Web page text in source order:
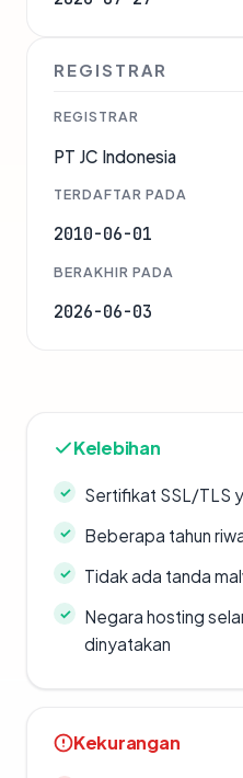
REGISTRAR
REGISTRAR
PT JC Indonesia
TERDAFTAR PADA
2010-06-01
BERAKHIR PADA
2026-06-03
Kelebihan
Sertifikat SSL/TLS
Beberapa tahun
Tidak ada tanda
Negara hosting
dinyatakan
Kekurangan